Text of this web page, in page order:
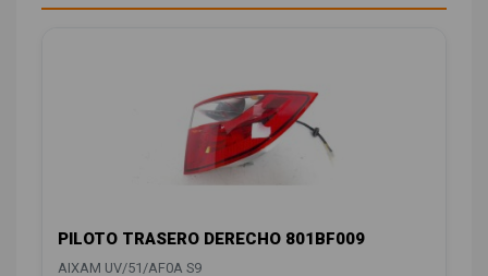
PILOTO TRASERO DERECHO 801BF009
AIXAM UV/51/AF0A S9